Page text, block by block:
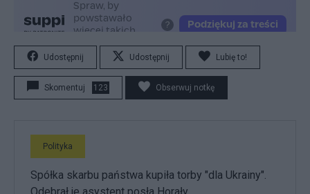
Udostępnij Udostępnij Lubię to!
Skomentuj 123 Obserwuj notkę
Polityka
Spółka skarbu państwa kupiła torby "dla Ukrainy".
Odebrał je asystent posła Horały